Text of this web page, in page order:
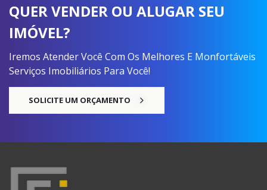
QUER VENDER OU ALUGAR SEU
IMÓVEL?
Iremos Atender Você Com Os Melhores E Monfortáveis
Serviços Imobiliários Para Você!
SOLICITE UM ORÇAMENTO